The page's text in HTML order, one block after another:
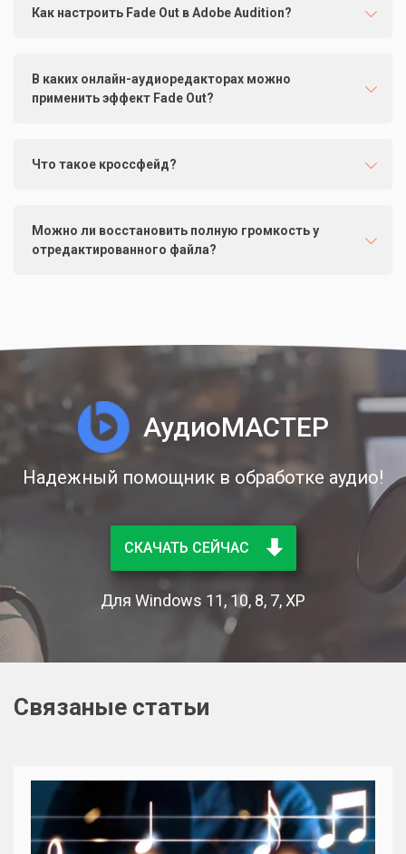
Как настроить Fade Out в Adobe Audition?
В каких онлайн-аудиоредакторах можно
применить эффект Fade Out?
Что такое кроссфейд?
Можно ли восстановить полную громкость у
отредактированного файла?
АудиоМАСТЕР
Надежный помощник в обработке аудио!
СКАЧАТЬ СЕЙЧАС
Для Windows 11, 10, 8, 7, XP
Связаные статьи